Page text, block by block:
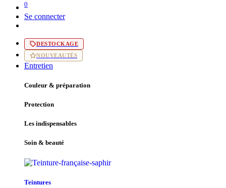
0
Se connecter
DESTOCKAGE
NOUVEAUTÉS
Entretien
Couleur & préparation
Protection
Les indispensables
Soin & beauté
Teintu​res